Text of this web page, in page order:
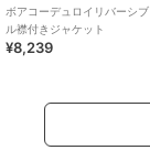
ボアコーデュロイリバーシブ
ル襟付きジャケット
¥8,239